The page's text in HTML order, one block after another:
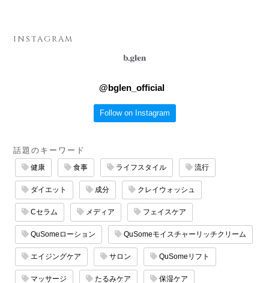
INSTAGRAM
@bglen_official
Follow on Instagram
話題のキーワード
健康 食事 ライフスタイル 流行
ダイエット 成分 クレイウォッシュ
Cセラム メディア フェイスケア
QuSomeローション QuSomeモイスチャーリッチクリーム
エイジングケア サロン QuSomeリフト
マッサージ たるみケア 保湿ケア